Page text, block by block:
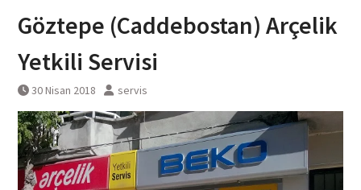
Göztepe (Caddebostan) Arçelik
Yetkili Servisi
30 Nisan 2018 servis